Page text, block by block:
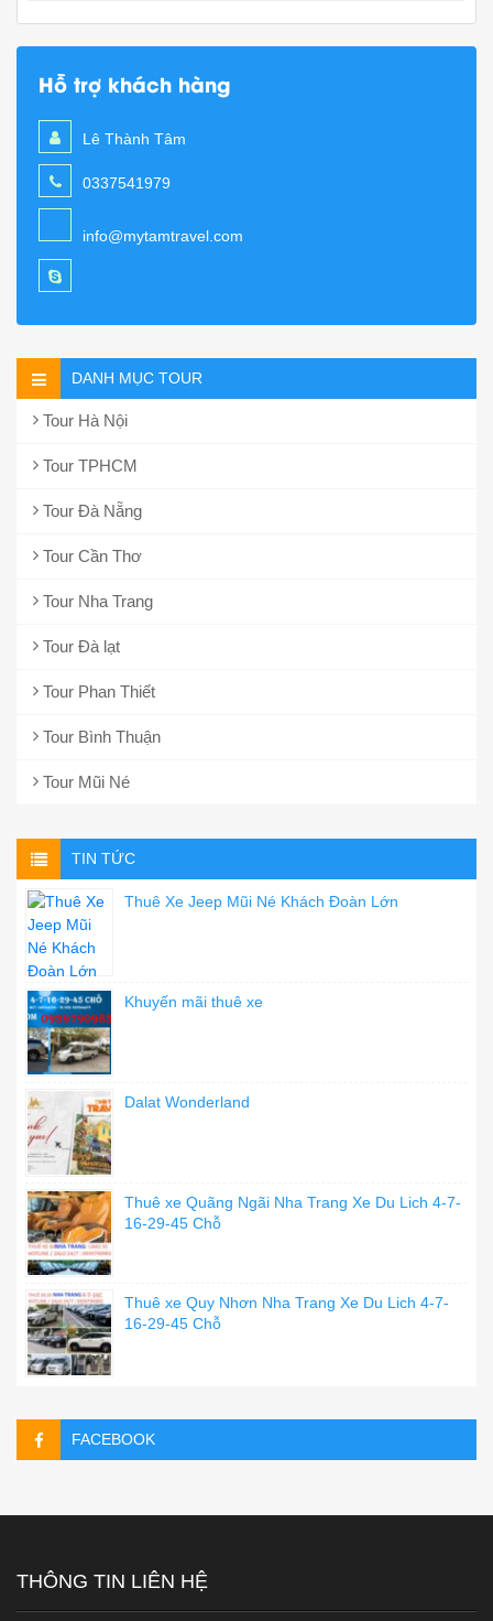
Hỗ trợ khách hàng
Lê Thành Tâm
0337541979
info@mytamtravel.com
DANH MỤC TOUR
Tour Hà Nội
Tour TPHCM
Tour Đà Nẵng
Tour Cần Thơ
Tour Nha Trang
Tour Đà lạt
Tour Phan Thiết
Tour Bình Thuận
Tour Mũi Né
TIN TỨC
Thuê Xe Jeep Mũi Né Khách Đoàn Lớn
Khuyến mãi thuê xe
Dalat Wonderland
Thuê xe Quãng Ngãi Nha Trang Xe Du Lich 4-7-
16-29-45 Chỗ
Thuê xe Quy Nhơn Nha Trang Xe Du Lich 4-7-
16-29-45 Chỗ
FACEBOOK
THÔNG TIN LIÊN HỆ